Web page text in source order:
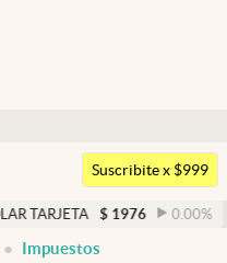
Argentina
Suscribite x $999
$ 1976 0.00 % DÓLAR
Impuestos